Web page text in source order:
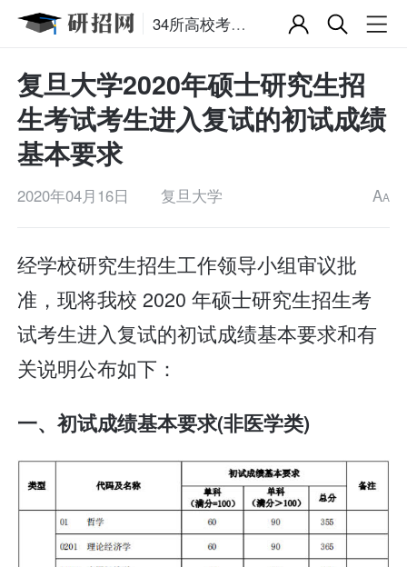
34所高校考研复试分数线
复旦大学2020年硕士研究生招
生考试考生进入复试的初试成绩
基本要求
2020年04月16日 复旦大学 AA
经学校研究生招生工作领导小组审议批
准，现将我校 2020 年硕士研究生招生考
试考生进入复试的初试成绩基本要求和有
关说明公布如下：
一、初试成绩基本要求(非医学类)